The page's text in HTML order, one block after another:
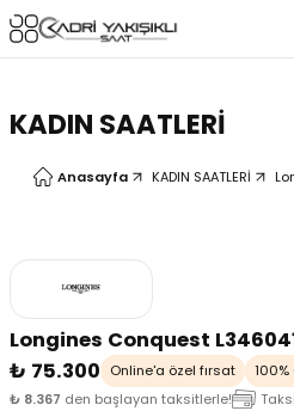
KADIN SAATLERİ
Anasayfa KADIN SAATLERİ
Longines Conquest
₺ 75.300
Online'a özel fırsat
₺ 8.367 den başlayan taksitlerle!
Geri Dön
Geri Dön